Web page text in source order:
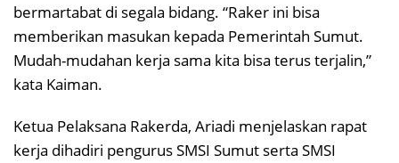
bermartabat di segala bidang. “Raker ini bisa
memberikan masukan kepada Pemerintah Sumut.
Mudah-mudahan kerja sama kita bisa terus terjalin,”
kata Kaiman.
Ketua Pelaksana Rakerda, Ariadi menjelaskan rapat
kerja dihadiri pengurus SMSI Sumut serta SMSI